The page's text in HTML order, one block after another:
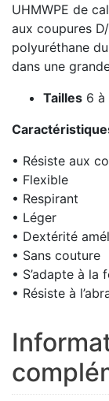
UHMWPE de
aux coupures
polyuréthane
dans une
Tailles 6 à
• Résiste aux
• Flexible
• Respirant
• Léger
• Dextérité
• Sans couture
• S’adapte à la
• Résiste à